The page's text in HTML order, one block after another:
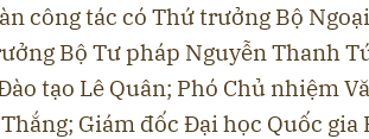
công tác có Thứ trưởng Bộ
Bộ Tư pháp Nguyễn Thanh
tạo Lê Quân; Phó Chủ nhiệm
Giám đốc Đại học Quốc gia